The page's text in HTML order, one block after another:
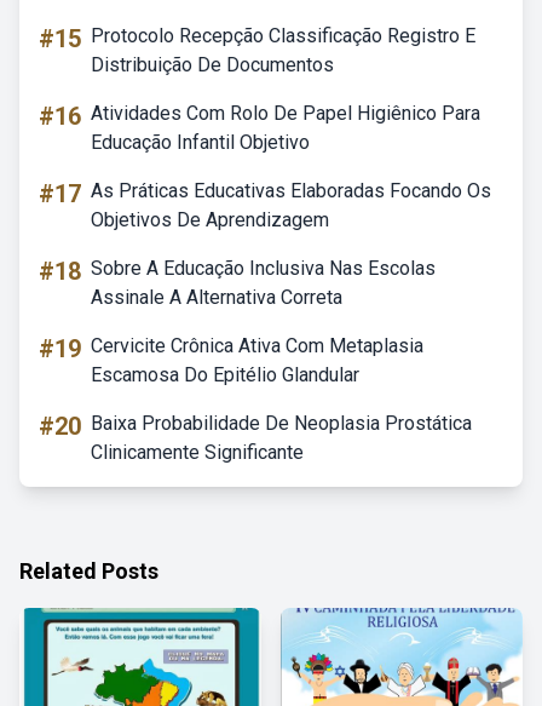
#15 Protocolo Recepção Classificação Registro E
Distribuição De Documentos
#16 Atividades Com Rolo De Papel Higiênico Para
Educação Infantil Objetivo
#17 As Práticas Educativas Elaboradas Focando Os
Objetivos De Aprendizagem
#18 Sobre A Educação Inclusiva Nas Escolas
Assinale A Alternativa Correta
#19 Cervicite Crônica Ativa Com Metaplasia
Escamosa Do Epitélio Glandular
#20 Baixa Probabilidade De Neoplasia Prostática
Clinicamente Significante
Related Posts